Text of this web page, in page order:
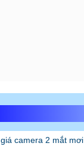
camera 2 mắt mơi